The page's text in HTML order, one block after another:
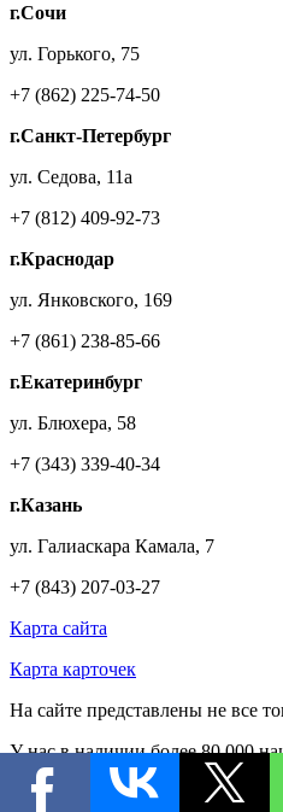
г.Сочи
ул. Горького, 75
+7 (862) 225-74-50
г.Санкт-Петербург
ул. Седова, 11а
+7 (812) 409-92-73
г.Краснодар
ул. Янковского, 169
+7 (861) 238-85-66
г.Екатеринбург
ул. Блюхера, 58
+7 (343) 339-40-34
г.Казань
ул. Галиаскара Камала, 7
+7 (843) 207-03-27
Карта сайта
Карта карточек
На сайте представлены не все
У нас в наличии более80.000
Хотите мы найдем для Вас то,